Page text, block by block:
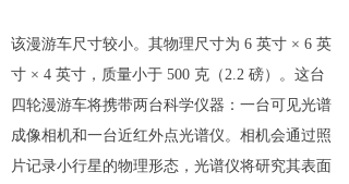
该漫游车尺寸较小。其物理尺寸为 6 英寸 × 6 英
寸 × 4 英寸，质量小于 500 克（2.2 磅）。这台
四轮漫游车将携带两台科学仪器：一台可见光谱
成像相机和一台近红外点光谱仪。相机会通过照
片记录小行星的物理形态，光谱仪将研究其表面